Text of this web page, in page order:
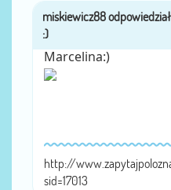
przez
Marcelina:)
http://
sid=17013